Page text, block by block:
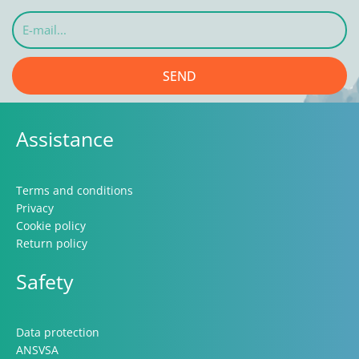
E-
mail...
SEND
Assistance
Terms and conditions
Privacy
Cookie policy
Return policy
Safety
Data protection
ANSVSA